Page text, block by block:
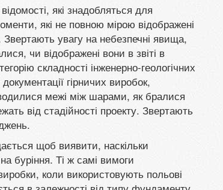
які знадобляться для
які не повною мірою відображені
увагу на небезпечні явища,
чи відображені вони в звіті в
складності інженерно-геологічних
гірничих виробок,
межі між шарами, як бралися
від стадійності проекту. Звертають
щоб виявити, наскільки
буріння. Ті ж самі вимоги
коли використовують польові